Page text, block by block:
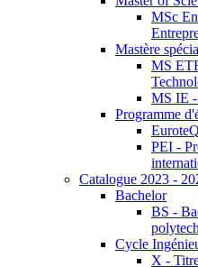
MSc
Mastère
MS
MS IE
Programme
PEI -
Catalogue 2023 -
Bachelor
BS -
Cycle
X -